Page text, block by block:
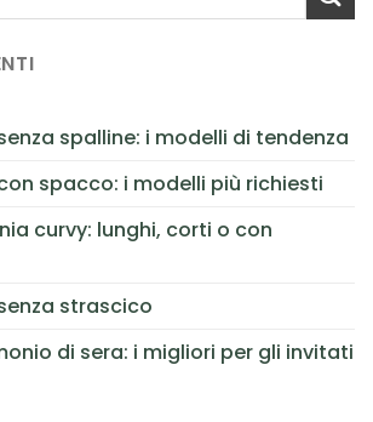
spalline: i modelli di tendenza
spacco: i modelli più richiesti
curvy: lunghi, corti o con
strascico
di sera: i migliori per gli invitati